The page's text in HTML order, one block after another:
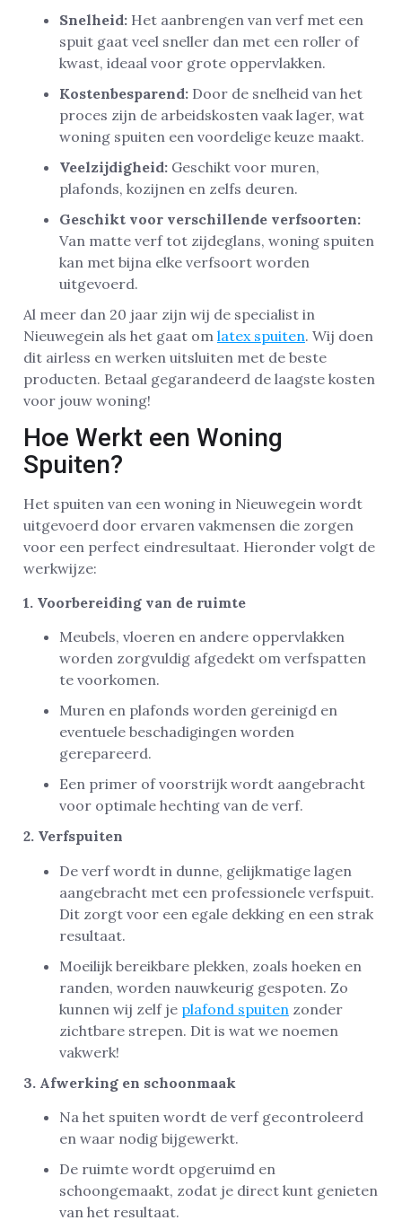
Snelheid: Het aanbrengen van verf met een
spuit gaat veel sneller dan met een roller of
kwast, ideaal voor grote oppervlakken.
Kostenbesparend: Door de snelheid van het
proces zijn de arbeidskosten vaak lager, wat
woning spuiten een voordelige keuze maakt.
Veelzijdigheid: Geschikt voor muren,
plafonds, kozijnen en zelfs deuren.
Geschikt voor verschillende verfsoorten:
Van matte verf tot zijdeglans, woning spuiten
kan met bijna elke verfsoort worden
uitgevoerd.
Al meer dan 20 jaar zijn wij de specialist in
Nieuwegein als het gaat om latex spuiten. Wij doen
dit airless en werken uitsluiten met de beste
producten. Betaal gegarandeerd de laagste kosten
voor jouw woning!
Hoe Werkt een Woning
Spuiten?
Het spuiten van een woning in Nieuwegein wordt
uitgevoerd door ervaren vakmensen die zorgen
voor een perfect eindresultaat. Hieronder volgt de
werkwijze:
1. Voorbereiding van de ruimte
Meubels, vloeren en andere oppervlakken
worden zorgvuldig afgedekt om verfspatten
te voorkomen.
Muren en plafonds worden gereinigd en
eventuele beschadigingen worden
gerepareerd.
Een primer of voorstrijk wordt aangebracht
voor optimale hechting van de verf.
2. Verfspuiten
De verf wordt in dunne, gelijkmatige lagen
aangebracht met een professionele verfspuit.
Dit zorgt voor een egale dekking en een strak
resultaat.
Moeilijk bereikbare plekken, zoals hoeken en
randen, worden nauwkeurig gespoten. Zo
kunnen wij zelf je plafond spuiten zonder
zichtbare strepen. Dit is wat we noemen
vakwerk!
3. Afwerking en schoonmaak
Na het spuiten wordt de verf gecontroleerd
en waar nodig bijgewerkt.
De ruimte wordt opgeruimd en
schoongemaakt, zodat je direct kunt genieten
van het resultaat.